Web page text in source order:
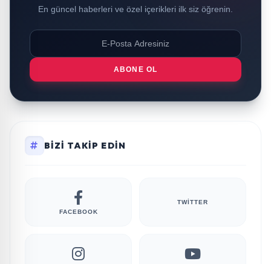
En güncel haberleri ve özel içerikleri ilk siz öğrenin.
ABONE OL
BIZI TAKIP EDIN
FACEBOOK
TWITTER